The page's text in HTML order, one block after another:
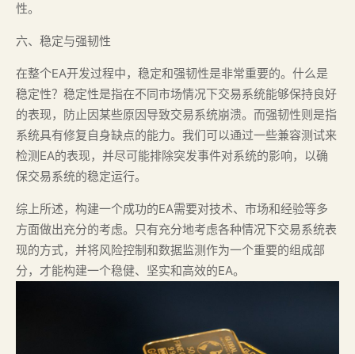
性。
六、稳定与强韧性
在整个EA开发过程中，稳定和强韧性是非常重要的。什么是
稳定性？稳定性是指在不同市场情况下交易系统能够保持良好
的表现，防止因某些原因导致交易系统崩溃。而强韧性则是指
系统具有修复自身缺点的能力。我们可以通过一些兼容测试来
检测EA的表现，并尽可能排除突发事件对系统的影响，以确
保交易系统的稳定运行。
综上所述，构建一个成功的EA需要对技术、市场和经验等多
方面做出充分的考虑。只有充分地考虑各种情况下交易系统表
现的方式，并将风险控制和数据监测作为一个重要的组成部
分，才能构建一个稳健、坚实和高效的EA。